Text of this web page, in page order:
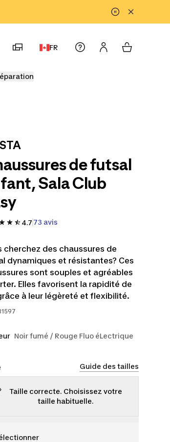
FR
de futsal
Sala Club
4.7 73 avis
cherchez des chaussures de
dynamiques et résistantes? Ces
sont souples et agréables
Elles favorisent la rapidité de
à leur légèreté et flexibilité.
Noir fumé / Rouge Fluo éLectrique
Guide des tailles
Taille correcte. Choisissez votre
taille habituelle.